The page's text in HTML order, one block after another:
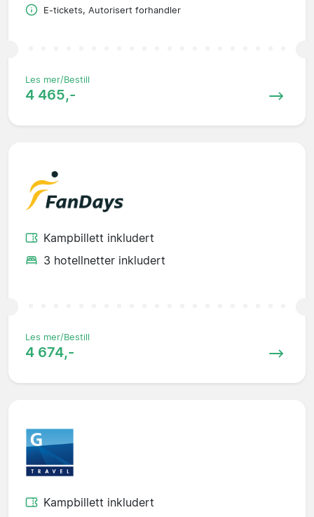
E-tickets, Autorisert forhandler
Les mer/Bestill
4 465,-
Kampbillett inkludert
3 hotellnetter inkludert
Les mer/Bestill
4 674,-
Kampbillett inkludert